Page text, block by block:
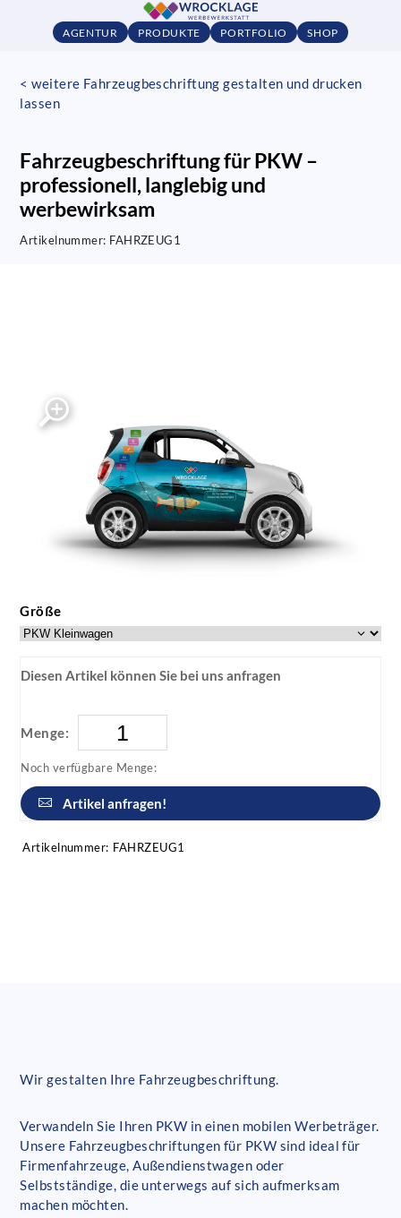
AGENTUR PRODUKTE PORTFOLIO SHOP
< weitere Fahrzeugbeschriftung gestalten und drucken
lassen
Fahrzeugbeschriftung für PKW –
professionell, langlebig und
werbewirksam
Artikelnummer: FAHRZEUG1
Größe
Diesen Artikel können Sie bei uns anfragen
Menge:
Noch verfügbare Menge:
Artikel anfragen!
Artikelnummer: FAHRZEUG1
Wir gestalten Ihre Fahrzeugbeschriftung.
Verwandeln Sie Ihren PKW in einen mobilen Werbeträger.
Unsere Fahrzeugbeschriftungen für PKW sind ideal für
Firmenfahrzeuge, Außendienstwagen oder
Selbstständige, die unterwegs auf sich aufmerksam
machen möchten.